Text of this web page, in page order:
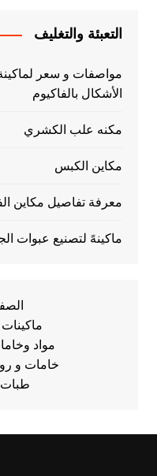
التعبئة والتغليف
مواصفات و سعر
الأشكال بالفاكيوم
مكنه علب الكشري
مكاين الكبس
معرفة تفاصيل مكاين
ماكينهً لتصنيع عبوات
ماكينات
مواد
خامات و